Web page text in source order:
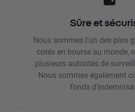
Sûre et
Nous sommes l'un des plus
cotés en bourse au monde,
plusieurs autorités de
Nous sommes également
fonds